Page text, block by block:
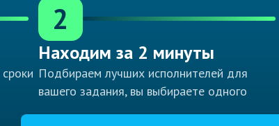
2
Находим за 2 минуты
Подбираем лучших исполнителей для
вашего задания, вы выбираете одного